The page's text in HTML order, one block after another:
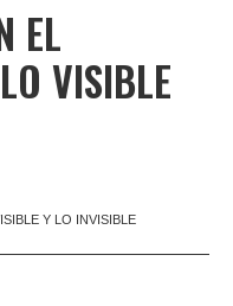
EL
VISIBLE
Y LO INVISIBLE